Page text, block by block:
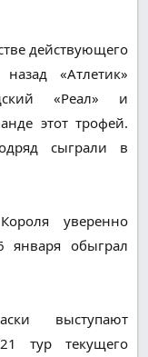
действующего
«Атлетик»
«Реал» и
этот трофей.
сыграли в
уверенно
января обыграл
выступают
тур текущего